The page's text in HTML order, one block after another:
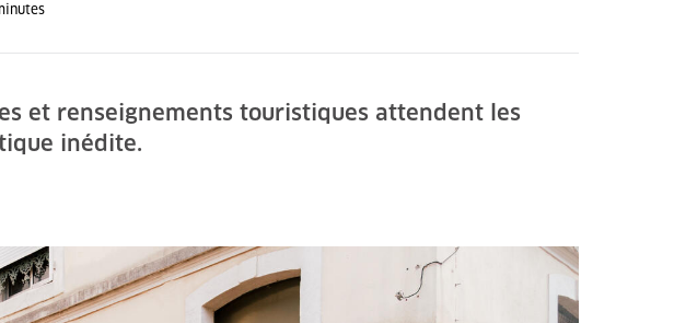
et renseignements touristiques attendent les
inédite.